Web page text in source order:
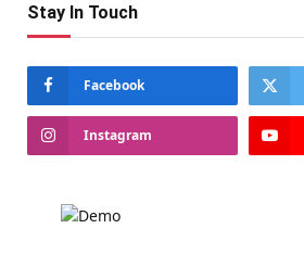
Stay In Touch
Facebook
Instagram